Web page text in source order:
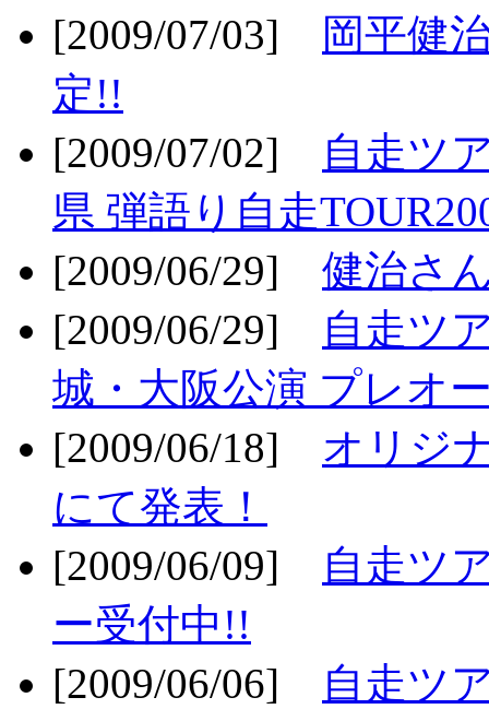
[2009/07/03]
岡平健
定!!
[2009/07/02]
自走ツ
県 弾語り自走
[2009/06/29] 健治さ
[2009/06/29]
自走ツ
城・大阪公演 プレオ
[2009/06/18] オリジ
にて発表！
[2009/06/09]
自走ツ
ー受付中!!
[2009/06/06]
自走ツ